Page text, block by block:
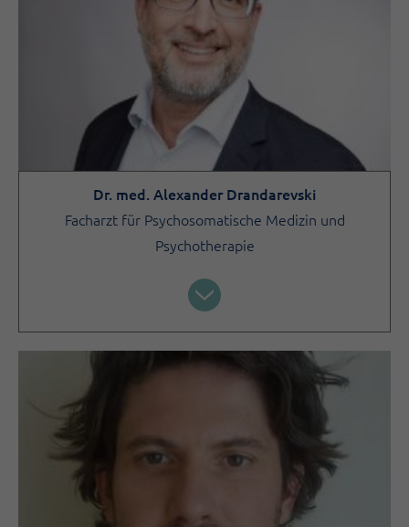
Dr. med. Alexander Drandarevski
Facharzt für Psychosomatische Medizin und
Psychotherapie